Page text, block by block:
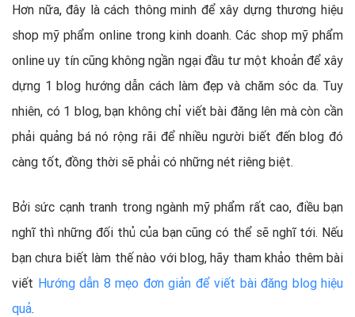
Hơn nữa, đây là cách thông minh để xây dựng thương hiệu
shop mỹ phẩm online trong kinh doanh. Các shop mỹ phẩm
online uy tín cũng không ngần ngại đầu tư một khoản để xây
dựng 1 blog hướng dẫn cách làm đẹp và chăm sóc da. Tuy
nhiên, có 1 blog, bạn không chỉ viết bài đăng lên mà còn cần
phải quảng bá nó rộng rãi để nhiều người biết đến blog đó
càng tốt, đồng thời sẽ phải có những nét riêng biệt.
Bởi sức cạnh tranh trong ngành mỹ phẩm rất cao, điều bạn
nghĩ thì những đối thủ của bạn cũng có thể sẽ nghĩ tới. Nếu
bạn chưa biết làm thế nào với blog, hãy tham khảo thêm bài
viết Hướng dẫn 8 mẹo đơn giản để viết bài đăng blog hiệu
quả.